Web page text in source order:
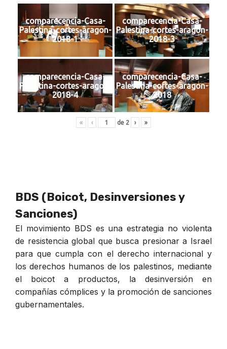
comparecencia-Casa-
Palestina-cortes-aragon-
2018-1
comparecencia-Casa-
Palestina-cortes-aragon-
2018-3
comparecencia-Casa-
Palestina-cortes-aragon-
2018-4
comparecencia-Casa-
Palestina-cortes-aragon-
2018
« ‹ de 2 › »
BDS (Boicot, Desinversiones y
Sanciones)
El movimiento BDS es una estrategia no violenta
de resistencia global que busca presionar a Israel
para que cumpla con el derecho internacional y
los derechos humanos de los palestinos, mediante
el boicot a productos, la desinversión en
compañías cómplices y la promoción de sanciones
gubernamentales.